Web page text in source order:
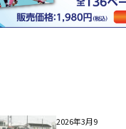
2026年3月9